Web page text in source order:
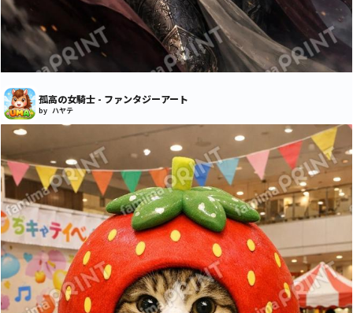
孤高の女騎士 - ファンタジーアート
by ハヤテ